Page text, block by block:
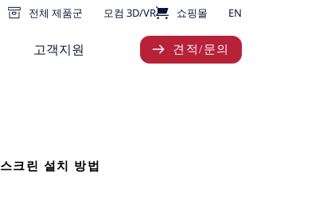
전체 제품군 모컴 3D/VR 쇼핑몰 EN
고객지원 견적/문의
스크린 설치 방법